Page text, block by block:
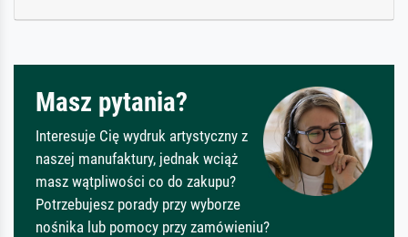
Masz pytania?
Interesuje Cię wydruk artystyczny z
naszej manufaktury, jednak wciąż
masz wątpliwości co do zakupu?
Potrzebujesz porady przy wyborze
nośnika lub pomocy przy zamówieniu?